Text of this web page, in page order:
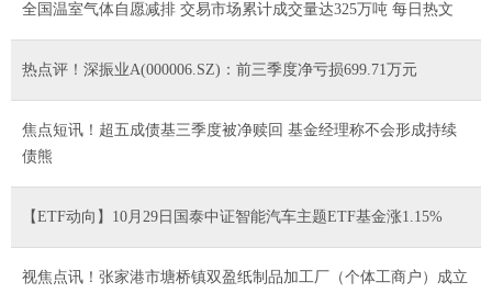
全国温室气体自愿减排 交易市场累计成交量达325万吨 每日热文
热点评！深振业A(000006.SZ)：前三季度净亏损699.71万元
焦点短讯！超五成债基三季度被净赎回 基金经理称不会形成持续
债熊
【ETF动向】10月29日国泰中证智能汽车主题ETF基金涨1.15%
视焦点讯！张家港市塘桥镇双盈纸制品加工厂（个体工商户）成立